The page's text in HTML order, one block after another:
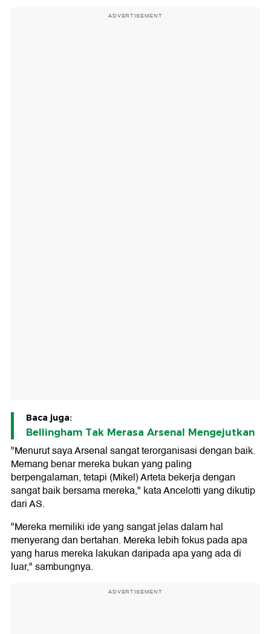
ADVERTISEMENT
Baca juga:
Bellingham Tak Merasa Arsenal Mengejutkan
"Menurut saya Arsenal sangat terorganisasi dengan baik.
Memang benar mereka bukan yang paling
berpengalaman, tetapi (Mikel) Arteta bekerja dengan
sangat baik bersama mereka," kata Ancelotti yang dikutip
dari AS.
"Mereka memiliki ide yang sangat jelas dalam hal
menyerang dan bertahan. Mereka lebih fokus pada apa
yang harus mereka lakukan daripada apa yang ada di
luar," sambungnya.
ADVERTISEMENT